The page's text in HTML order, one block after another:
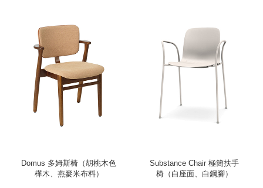
Domus 多姆斯椅（胡桃木色
樺木、燕麥米布料）
Substance Chair 極簡扶手
椅（白座面、白鋼腳）